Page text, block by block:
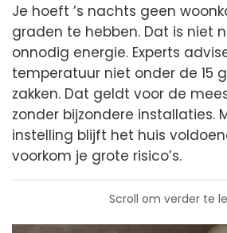
Je hoeft ’s nachts geen
graden te hebben. Dat is niet
onnodig energie. Experts
temperatuur niet onder de 15
zakken. Dat geldt voor de
zonder bijzondere installaties.
instelling blijft het huis
voorkom je grote risico’s.
Scroll om verder te